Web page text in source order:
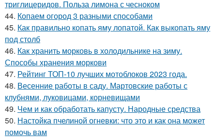
триглицеридов. Польза лимона с чесноком
44. Копаем огород 3 разными способами
45. Как правильно копать яму лопатой. Как выкопать яму
под столб
46. Как хранить морковь в холодильнике на зиму.
Способы хранения моркови
47. Рейтинг ТОП-10 лучших мотоблоков 2023 года.
48. Весенние работы в саду. Мартовские работы с
клубнями, луковицами, корневищами
49. Чем и как обработать капусту. Народные средства
50. Настойка пчелиной огневки: что это и как она может
помочь вам